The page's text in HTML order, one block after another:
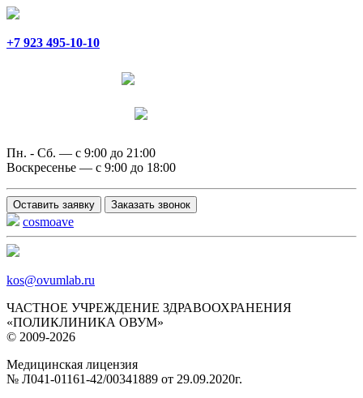
+7 923 495-10-10
Пн. - Сб. — с 9:00 до 21:00
Воскресенье — с 9:00 до 18:00
Оставить заявку Заказать звонок
cosmoave
kos@ovumlab.ru
ЧАСТНОЕ УЧРЕЖДЕНИЕ ЗДРАВООХРАНЕНИЯ
«ПОЛИКЛИНИКА ОВУМ»
© 2009-2026
Медицинская лицензия
№ Л041‑01161‑42/00341889 от 29.09.2020г.